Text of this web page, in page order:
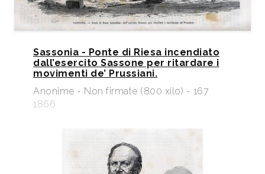
Sassonia - Ponte di Riesa incendiato
dall’esercito Sassone per ritardare i
movimenti de’ Prussiani.
Anonime - Non firmate (800 xilo) - 167
1866